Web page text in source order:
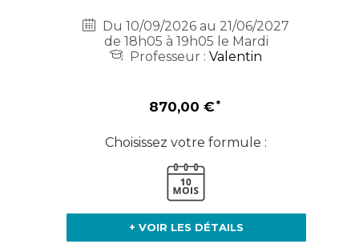
Du 10/09/2026 au 21/06/2027
de 18h05 à 19h05 le Mardi
Professeur :Valentin
870,00 €
Choisissez votre formule :
+ VOIR LES DÉTAILS